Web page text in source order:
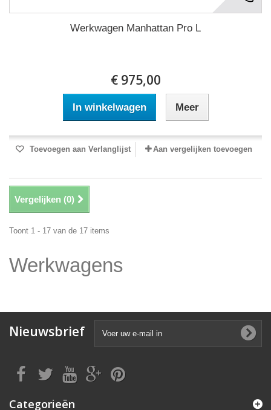
Werkwagen Manhattan Pro L
€ 975,00
In winkelwagen Meer
Toevoegen aan Verlanglijst Aan vergelijken toevoegen
Vergelijken (0)
Toont 1 - 17 van de 17 items
Werkwagens
Nieuwsbrief
Categorieën